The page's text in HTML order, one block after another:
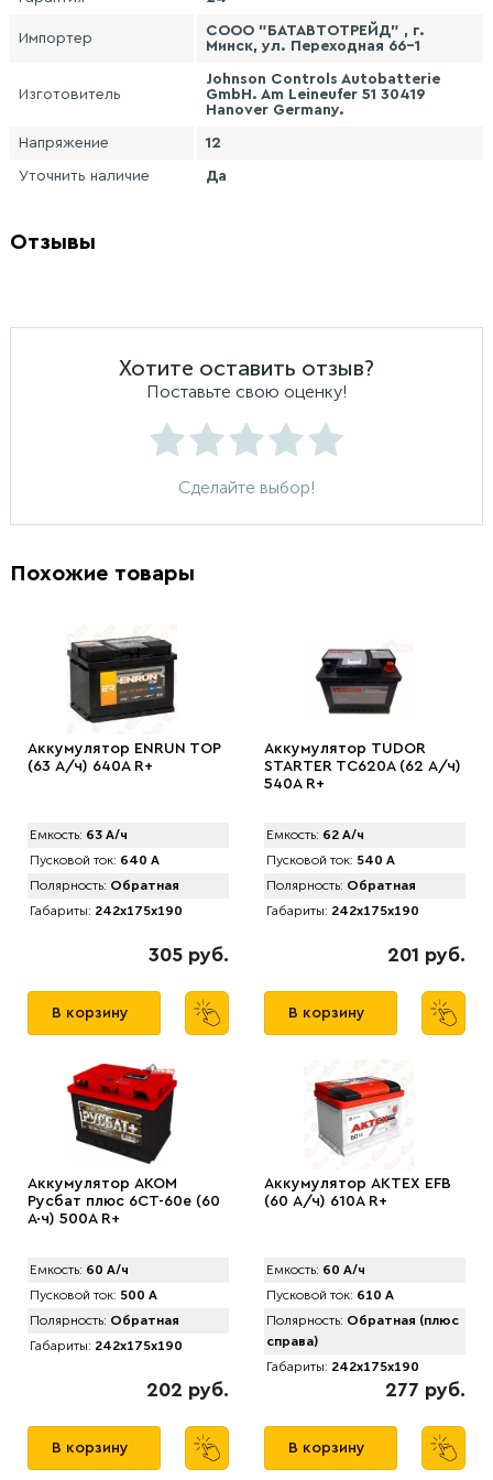
Импортер
СООО "БАТАВТОТРЕЙД" , г.
Минск, ул. Переходная 66-1
Изготовитель
Johnson Controls Autobatterie
GmbH. Am Leineufer 51 30419
Hanover Germany.
Напряжение 12
Уточнить наличие Да
Отзывы
Хотите оставить отзыв?
Поставьте свою оценку!
Сделайте выбор!
Похожие товары
Аккумулятор ENRUN TOP
(63 А/ч) 640A R+
Емкость: 63 А/ч
Пусковой ток: 640 А
Полярность: Обратная
Габариты: 242x175x190
305 руб.
В корзину
Аккумулятор TUDOR
STARTER TC620A (62 А/ч)
540A R+
Емкость: 62 А/ч
Пусковой ток: 540 А
Полярность: Обратная
Габариты: 242x175x190
201 руб.
В корзину
Аккумулятор AKOM
Русбат плюс 6СТ-60е (60
А·ч) 500A R+
Емкость: 60 А/ч
Пусковой ток: 500 А
Полярность: Обратная
Габариты: 242x175x190
202 руб.
В корзину
Аккумулятор АКТЕХ EFB
(60 А/ч) 610A R+
Емкость: 60 А/ч
Пусковой ток: 610 А
Полярность: Обратная (плюс
справа)
Габариты: 242x175x190
277 руб.
В корзину